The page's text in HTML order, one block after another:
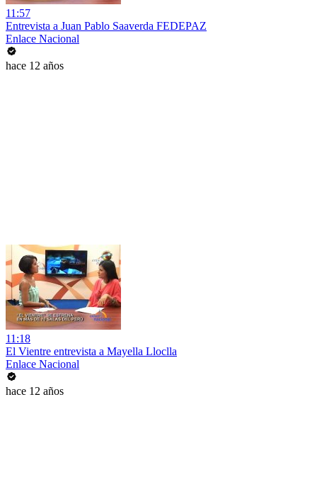
11:57
Entrevista a Juan Pablo Saaverda FEDEPAZ
Enlace Nacional
hace 12 años
11:18
El Vientre entrevista a Mayella Lloclla
Enlace Nacional
hace 12 años